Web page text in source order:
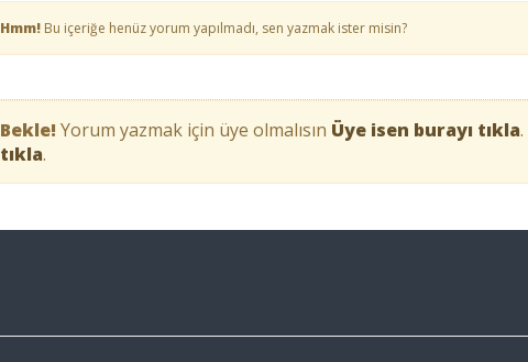
Hmm! Bu içeriğe henüz yorum yapılmadı, sen yazmak ister misin?
Bekle! Yorum yazmak için üye olmalısın Üye isen burayı tıkla.
tıkla.